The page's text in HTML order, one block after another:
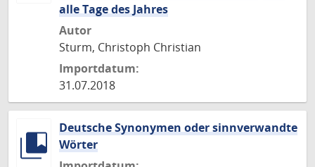
alle Tage des Jahres
Autor
Sturm, Christoph Christian
Importdatum:
31.07.2018
Deutsche Synonymen oder sinnverwandte
Wörter